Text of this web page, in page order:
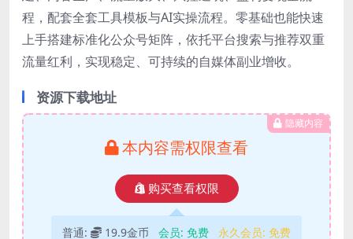
程，配套全套工具模板与AI实操流程。零基础也能快速
上手搭建标准化公众号矩阵，依托平台搜索与推荐双重
流量红利，实现稳定、可持续的自媒体副业增收。
资源下载地址
隐藏内容
本内容需权限查看
购买查看权限
普通: 19.9金币 会员: 免费 永久会员: 免费